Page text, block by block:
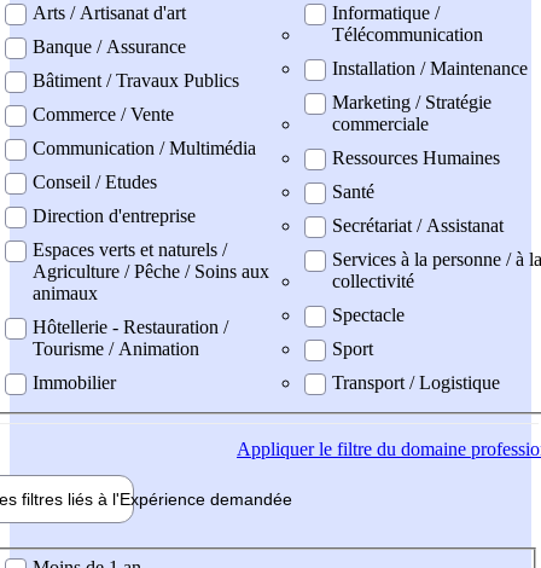
Arts / Artisanat d'art
Banque / Assurance
Bâtiment / Travaux Publics
Commerce / Vente
Communication / Multimédia
Conseil / Etudes
Direction d'entreprise
Espaces verts et naturels /
Agriculture / Pêche / Soins aux
animaux
Hôtellerie - Restauration /
Tourisme / Animation
Immobilier
Informatique /
Télécommunication
Installation / Maintenance
Marketing / Stratégie
commerciale
Ressources Humaines
Santé
Secrétariat / Assistanat
Services à la personne / à la
collectivité
Spectacle
Sport
Transport / Logistique
Appliquerle filtre du domaine
filtres liés à l'Expérience demandée